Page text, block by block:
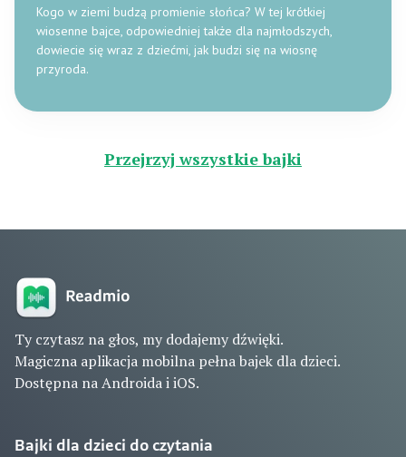
Kogo w ziemi budzą promienie słońca? W tej krótkiej
wiosenne bajce, odpowiedniej także dla najmłodszych,
dowiecie się wraz z dziećmi, jak budzi się na wiosnę
przyroda.
Przejrzyj wszystkie bajki
Ty czytasz na głos, my dodajemy dźwięki.
Magiczna aplikacja mobilna pełna bajek dla dzieci.
Dostępna na Androida i iOS.
Bajki dla dzieci do czytania